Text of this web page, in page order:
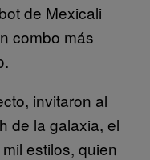
de Mexicali
combo más
invitaron al
de la galaxia, el
estilos, quien